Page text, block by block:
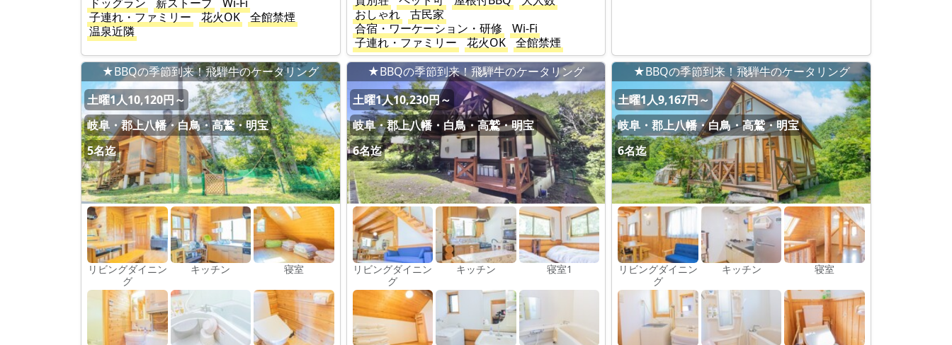
子連れ・ファミリー
花火OK
全館禁煙
温泉近隣
おしゃれ
古民家
合宿・ワーケーション・研修
Wi-Fi
子連れ・ファミリー
花火OK 全館禁煙
★BBQの季節到来！飛騨牛のケータリング
土曜1人10,120円～
岐阜・郡上八幡・白鳥・高鷲・明宝
5名迄
リビングダイニン
グ
キッチン 寝室
★BBQの季節到来！飛騨牛のケータリング
土曜1人10,230円～
岐阜・郡上八幡・白鳥・高鷲・明宝
6名迄
リビングダイニン
グ
キッチン 寝室1
★BBQの季節到来！飛騨牛のケータリング
土曜1人9,167円～
岐阜・郡上八幡・白鳥・高鷲・明宝
6名迄
リビングダイニン
グ
キッチン 寝室